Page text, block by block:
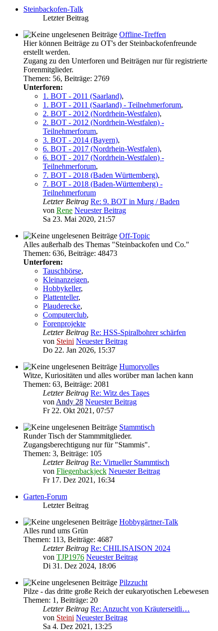
Steinbackofen-Talk
Letzter Beitrag
Offline-Treffen
Hier können Beiträge zu OT's der Steinbackofenfreunde
erstellt werden.
Zugang zu den Unterforen und Beiträgen nur für registrierte
Forenmitglieder.
Themen: 56, Beiträge: 2769
Unterforen:
1. BOT - 2011 (Saarland),
1. BOT - 2011 (Saarland) - Teilnehmerforum,
2. BOT - 2012 (Nordrhein-Westfalen),
2. BOT - 2012 (Nordrhein-Westfalen) -
Teilnehmerforum,
3. BOT - 2014 (Bayern),
6. BOT - 2017 (Nordrhein-Westfalen),
6. BOT - 2017 (Nordrhein-Westfalen) -
Teilnehmerforum,
7. BOT - 2018 (Baden Württemberg),
7. BOT - 2018 (Baden-Württemberg) -
Teilnehmerforum
Letzter Beitrag Re: 9. BOT in Murg / Baden
von Rene Neuester Beitrag
Sa 23. Mai 2020, 21:57
Off-Topic
Alles außerhalb des Themas "Steinbackofen und Co."
Themen: 636, Beiträge: 48473
Unterforen:
Tauschbörse,
Kleinanzeigen,
Hobbykeller,
Plattenteller,
Plauderecke,
Computerclub,
Forenprojekte
Letzter Beitrag Re: HSS-Spiralbohrer schärfen
von Steini Neuester Beitrag
Do 22. Jan 2026, 15:37
Humorvolles
Witze, Kuriositäten und alles worüber man lachen kann
Themen: 63, Beiträge: 2081
Letzter Beitrag Re: Witz des Tages
von Andy 28 Neuester Beitrag
Fr 22. Okt 2021, 07:57
Stammtisch
Runder Tisch der Stammmitglieder.
Zugangsberechtigung nur für "Stammis".
Themen: 3, Beiträge: 105
Letzter Beitrag Re: Virtueller Stammtisch
von Fliegenbackjeck Neuester Beitrag
Fr 17. Dez 2021, 16:34
Garten-Forum
Letzter Beitrag
Hobbygärtner-Talk
Alles rund ums Grün
Themen: 113, Beiträge: 4687
Letzter Beitrag Re: CHILISAISON 2024
von TJP1976 Neuester Beitrag
Di 31. Dez 2024, 18:06
Pilzzucht
Pilze - das dritte große Reich der eukaryotischen Lebewesen
Themen: 1 , Beiträge: 20
Letzter Beitrag Re: Anzucht von Kräuterseitli…
von Steini Neuester Beitrag
Sa 4. Dez 2021, 13:25